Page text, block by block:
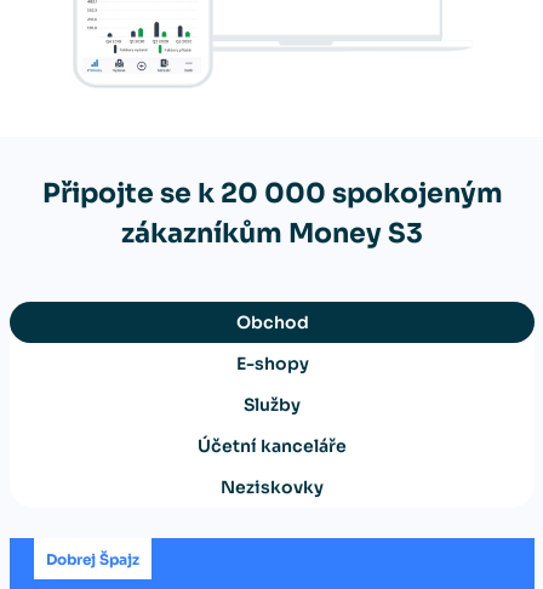
Připojte se k 20 000 spokojeným
zákazníkům Money S3
Obchod
E-shopy
Služby
Účetní kanceláře
Neziskovky
Dobrej Špajz